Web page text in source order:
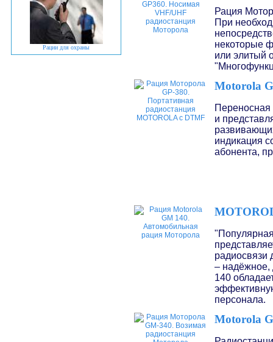
Рации для охраны
Рация
При
некоторые
или элитый
Motorola
Переносная
и
индикация
абонента,
радиосвязи
– надёжное,
140
персонала.
Motorola